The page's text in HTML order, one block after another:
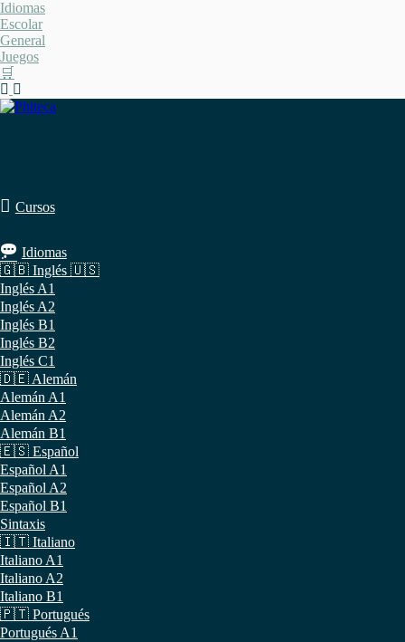
Saltar
al
contenido
Idiomas
Escolar
General
Juegos
🛒
Cursos
Idiomas
🇬🇧 Inglés 🇺🇸
Inglés A1
Inglés A2
Inglés B1
Inglés B2
Inglés C1
🇩🇪 Alemán
Alemán A1
Alemán A2
Alemán B1
🇪🇸 Español
Español A1
Español A2
Español B1
Sintaxis
🇮🇹 Italiano
Italiano A1
Italiano A2
Italiano B1
🇵🇹 Portugués
Portugués A1